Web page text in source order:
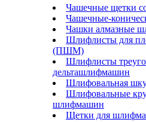
Чашечные щетки
Чашечные-
Чашки алмазные
Шлифлисты для
(ПШМ)
Шлифлисты
дельташлифмашин
Шлифовальная
Шлифовальные
шлифмашин
Щетки для